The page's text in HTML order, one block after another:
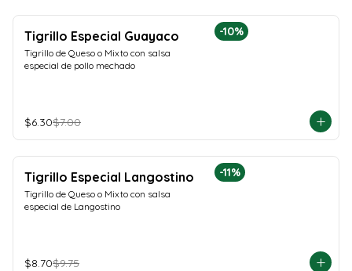
-10%
Tigrillo Especial Guayaco
Tigrillo de Queso o Mixto con salsa
especial de pollo mechado
$6.30$7.00
-11%
Tigrillo Especial Langostino
Tigrillo de Queso o Mixto con salsa
especial de Langostino
$8.70$9.75